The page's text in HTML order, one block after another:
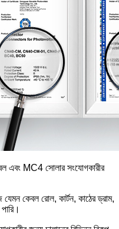
MC4 সোলার সংযোগকারীর
কেবল রোল, কার্টন, কাঠের ড্রাম,